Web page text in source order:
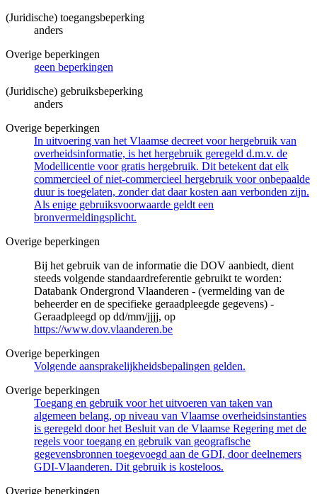
(Juridische) toegangsbeperking
anders
Overige beperkingen
geen beperkingen
(Juridische) gebruiksbeperking
anders
Overige beperkingen
In uitvoering van het Vlaamse decreet voor hergebruik van
overheidsinformatie, is het hergebruik geregeld d.m.v. de
Modellicentie voor gratis hergebruik. Dit betekent dat elk
commercieel of niet-commercieel hergebruik voor onbepaalde
duur is toegelaten, zonder dat daar kosten aan verbonden zijn.
Als enige gebruiksvoorwaarde geldt een
bronvermeldingsplicht.
Overige beperkingen
Bij het gebruik van de informatie die DOV aanbiedt, dient
steeds volgende standaardreferentie gebruikt te worden:
Databank Ondergrond Vlaanderen - (vermelding van de
beheerder en de specifieke geraadpleegde gegevens) -
Geraadpleegd op dd/mm/jjjj, op
https://www.dov.vlaanderen.be
Overige beperkingen
Volgende aansprakelijkheidsbepalingen gelden.
Overige beperkingen
Toegang en gebruik voor het uitvoeren van taken van
algemeen belang, op niveau van Vlaamse overheidsinstanties
is geregeld door het Besluit van de Vlaamse Regering met de
regels voor toegang en gebruik van geografische
gegevensbronnen toegevoegd aan de GDI, door deelnemers
GDI-Vlaanderen. Dit gebruik is kosteloos.
Overige beperkingen